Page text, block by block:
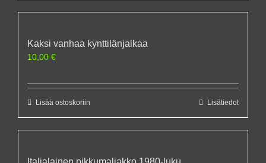
Kaksi vanhaa kynttilänjalkaa
10,00 €
Lisää ostoskoriin Lisätiedot